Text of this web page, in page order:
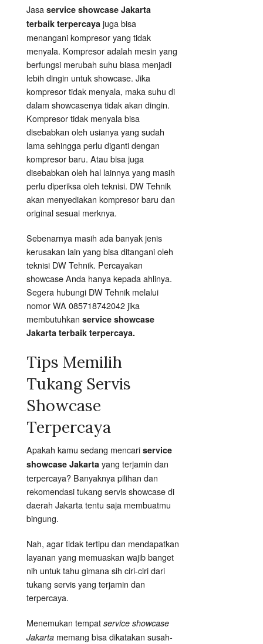
Jasa service showcase Jakarta
terbaik terpercaya juga bisa
menangani kompresor yang tidak
menyala. Kompresor adalah mesin yang
berfungsi merubah suhu biasa menjadi
lebih dingin untuk showcase. Jika
kompresor tidak menyala, maka suhu di
dalam showcasenya tidak akan dingin.
Kompresor tidak menyala bisa
disebabkan oleh usianya yang sudah
lama sehingga perlu diganti dengan
kompresor baru. Atau bisa juga
disebabkan oleh hal lainnya yang masih
perlu diperiksa oleh teknisi. DW Tehnik
akan menyediakan kompresor baru dan
original sesuai merknya.
Sebenarnya masih ada banyak jenis
kerusakan lain yang bisa ditangani oleh
teknisi DW Tehnik. Percayakan
showcase Anda hanya kepada ahlinya.
Segera hubungi DW Tehnik melalui
nomor WA 085718742042 jika
membutuhkan service showcase
Jakarta terbaik terpercaya.
Tips Memilih
Tukang Servis
Showcase
Terpercaya
Apakah kamu sedang mencari service
showcase Jakarta yang terjamin dan
terpercaya? Banyaknya pilihan dan
rekomendasi tukang servis showcase di
daerah Jakarta tentu saja membuatmu
bingung.
Nah, agar tidak tertipu dan mendapatkan
layanan yang memuaskan wajib banget
nih untuk tahu gimana sih ciri-ciri dari
tukang servis yang terjamin dan
terpercaya.
Menemukan tempat service showcase
Jakarta memang bisa dikatakan susah-